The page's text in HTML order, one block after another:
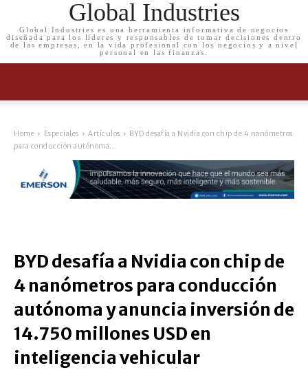
Global Industries
Global Industries es una herramienta informativa de negocios
diseñada para los líderes y responsables de tomar decisiones dentro
de las empresas, en la vida profesional con los negocios y a nivel
personal en las finanzas.
Home Especiales Artículos
BYD desafía a Nvidia con chip de 4 nanómetros
para conducción autónoma...
BYD desafía a Nvidia con chip de
4 nanómetros para conducción
autónoma y anuncia inversión de
14.750 millones USD en
inteligencia vehicular